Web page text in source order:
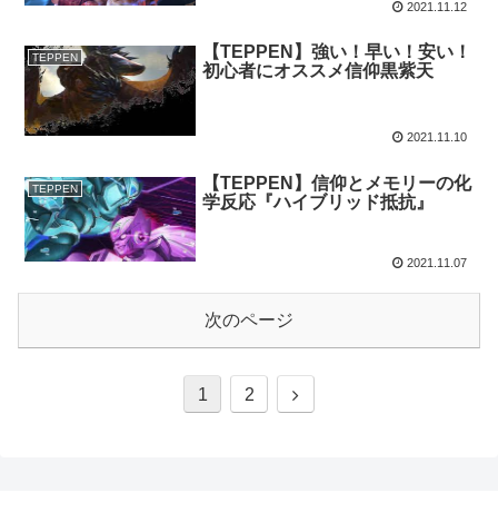
2021.11.12
TEPPEN
【TEPPEN】強い！早い！安い！
初心者にオススメ信仰黒紫天
2021.11.10
TEPPEN
【TEPPEN】信仰とメモリーの化
学反応『ハイブリッド抵抗』
2021.11.07
次のページ
1 2